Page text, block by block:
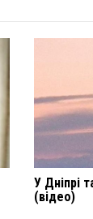
У Дніпрі
(відео)